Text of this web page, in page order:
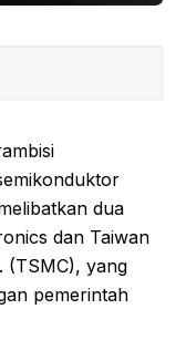
dua
dan Taiwan
(TSMC), yang
pemerintah